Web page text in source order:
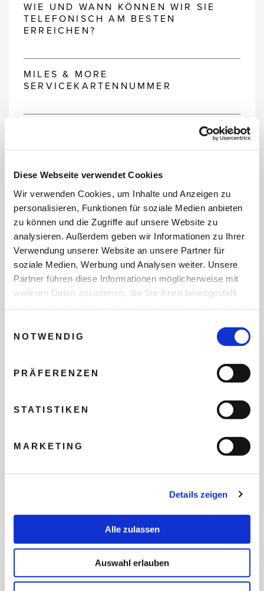
Diese Webseite verwendet Cookies
Wir verwenden Cookies, um Inhalte und Anzeigen zu
personalisieren, Funktionen für soziale Medien anbieten
zu können und die Zugriffe auf unsere Website zu
analysieren. Außerdem geben wir Informationen zu Ihrer
Verwendung unserer Website an unsere Partner für
soziale Medien, Werbung und Analysen weiter. Unsere
Partner führen diese Informationen möglicherweise mit
weiteren Daten zusammen, die Sie ihnen bereitgestellt
NOTWENDIG
PRÄFERENZEN
STATISTIKEN
MARKETING
Details zeigen
Alle zulassen
Auswahl erlauben
WIE UND WANN KÖNNEN WIR SIE
TELEFONISCH AM BESTEN
ERREICHEN?
MILES & MORE
SERVICEKARTENNUMMER
REISEZEITRAUM
ANZAHL ERWACHSENE
TEILNEHMER
FLUG GEWÜNSCHT
PRÄFERIERTER ABFLUGHAFEN
FRAGEN UND WÜNSCHE